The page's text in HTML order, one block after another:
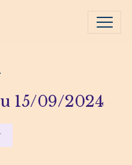
15/09/2024